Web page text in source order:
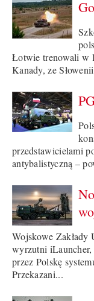
Łotwie trenowali w
Kanady, ze
przedstawicielami
antybalistyczną –
Wojskowe
wyrzutni iLauncher,
przez Polskę
Przekazani...